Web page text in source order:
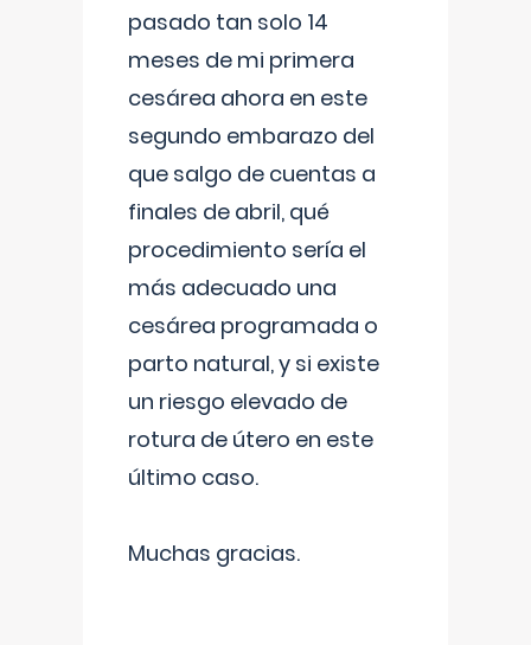
pasado tan solo 14
meses de mi primera
cesárea ahora en este
segundo embarazo del
que salgo de cuentas a
finales de abril, qué
procedimiento sería el
más adecuado una
cesárea programada o
parto natural, y si existe
un riesgo elevado de
rotura de útero en este
último caso.
Muchas gracias.